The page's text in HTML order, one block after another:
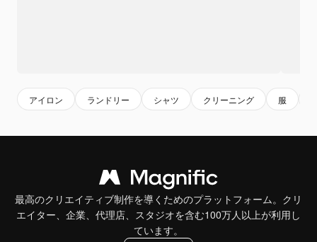
アイロン ランドリー シャツ クリーニング 服
最高のクリエイティブ制作を導くためのプラットフォーム。クリ
エイター、企業、代理店、スタジオを含む100万人以上が利用し
ています。